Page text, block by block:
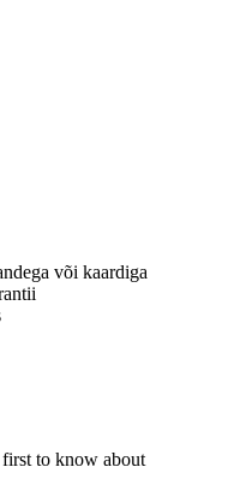
või kaardiga
first to know about